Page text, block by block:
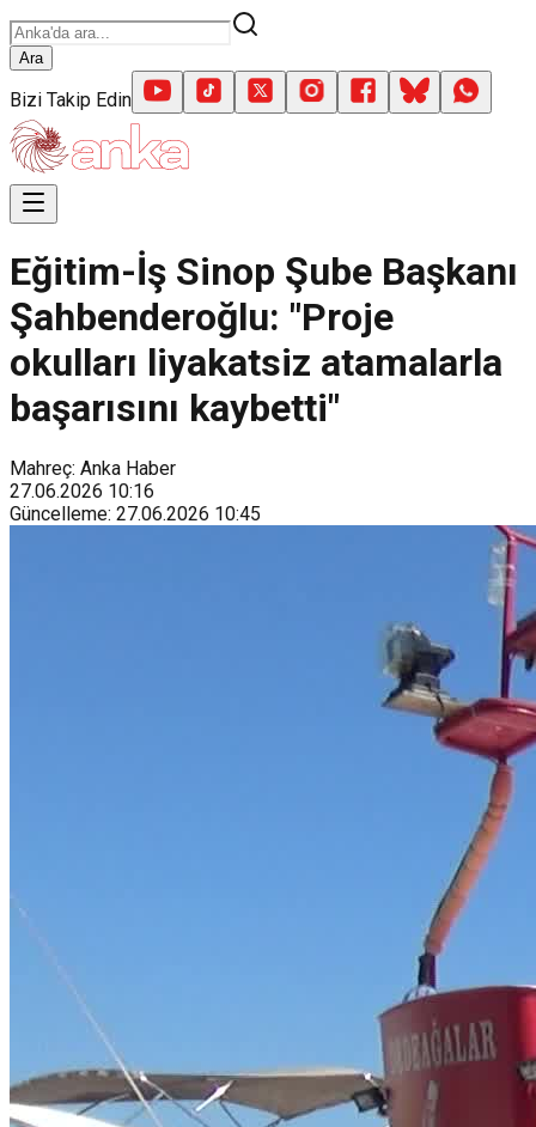
Ara
Bizi Takip Edin
Eğitim-İş Sinop Şube Başkanı
Şahbenderoğlu: "Proje
okulları liyakatsiz atamalarla
başarısını kaybetti"
Mahreç: Anka Haber
27.06.2026 10:16
Güncelleme: 27.06.2026 10:45